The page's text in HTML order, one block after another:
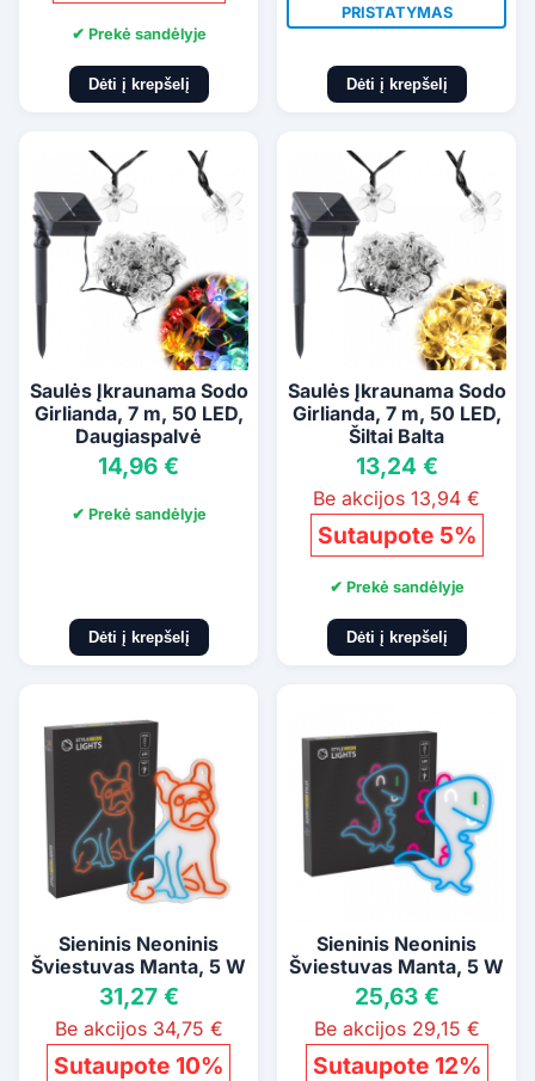
✔ Prekė sandėlyje
Dėti į krepšelį
PRISTATYMAS
Dėti į krepšelį
Saulės Įkraunama Sodo
Girlianda, 7 m, 50 LED,
Daugiaspalvė
14,96 €
✔ Prekė sandėlyje
Dėti į krepšelį
Saulės Įkraunama Sodo
Girlianda, 7 m, 50 LED,
Šiltai Balta
13,24 €
Be akcijos 13,94 €
Sutaupote 5%
✔ Prekė sandėlyje
Dėti į krepšelį
Sieninis Neoninis
Šviestuvas Manta, 5 W
31,27 €
Be akcijos 34,75 €
Sutaupote 10%
Sieninis Neoninis
Šviestuvas Manta, 5 W
25,63 €
Be akcijos 29,15 €
Sutaupote 12%